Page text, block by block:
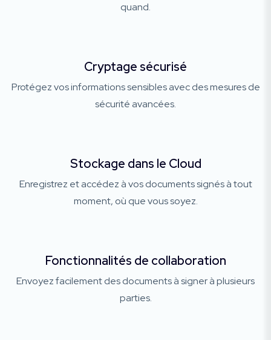
quand.
Cryptage sécurisé
Protégez vos informations sensibles avec des mesures de
sécurité avancées.
Stockage dans le Cloud
Enregistrez et accédez à vos documents signés à tout
moment, où que vous soyez.
Fonctionnalités de collaboration
Envoyez facilement des documents à signer à plusieurs
parties.